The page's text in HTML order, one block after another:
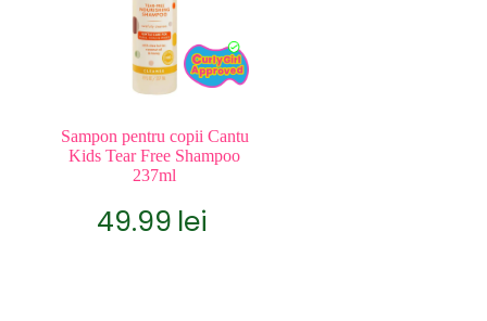
Sampon pentru copii Cantu
Kids Tear Free Shampoo
237ml
49.99 lei